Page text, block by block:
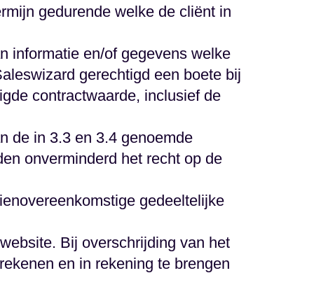
gedurende welke de cliënt in
informatie en/of gegevens welke
gerechtigd een boete bij
contractwaarde, inclusief de
de in 3.3 en 3.4 genoemde
onverminderd het recht op de
gedeeltelijke
Bij overschrijding van het
en in rekening te brengen